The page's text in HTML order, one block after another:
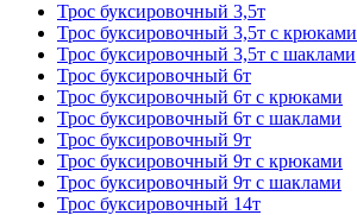
Трос буксировочный 3,5т
Трос буксировочный 3,5т с крюками
Трос буксировочный 3,5т с шаклами
Трос буксировочный 6т
Трос буксировочный 6т с крюками
Трос буксировочный 6т с шаклами
Трос буксировочный 9т
Трос буксировочный 9т с крюками
Трос буксировочный 9т с шаклами
Трос буксировочный 14т